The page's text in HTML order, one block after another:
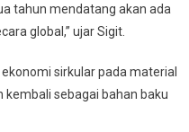
tahun mendatang akan ada
global,” ujar Sigit.
sirkular pada material
kembali sebagai bahan baku